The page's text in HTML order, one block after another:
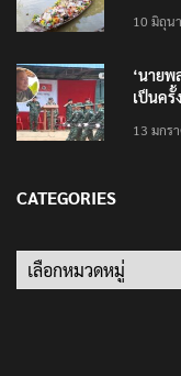
10 มิถุน
‘นายพ
เป็นค
13 มกร
CATEGORIES
Categories